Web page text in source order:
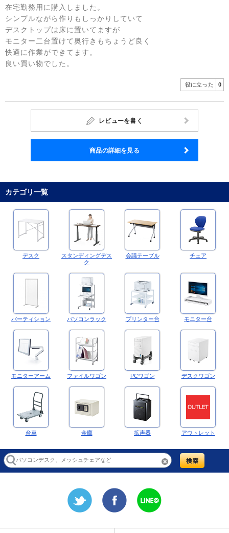
在宅勤務用に購入しました。
シンプルながら作りもしっかりしていて
デスクトップは床に置いてますが
モニター二台置けて奥行きもちょうど良く
快適に作業ができてます。
良い買い物でした。
役に立った 0
レビューを書く
商品の詳細を見る
カテゴリ一覧
デスク
スタンディングデス
ク
会議テーブル チェア
パーティション パソコンラック プリンター台 モニター台
モニターアーム ファイルワゴン PCワゴン デスクワゴン
台車 金庫 拡声器 アウトレット